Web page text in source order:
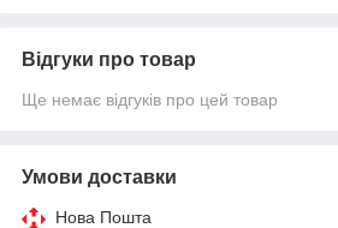
Відгуки про товар
Ще немає відгуків про цей товар
Умови доставки
Нова Пошта